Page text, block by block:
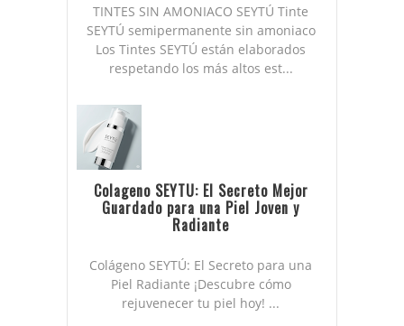
TINTES SIN AMONIACO SEYTÚ Tinte
SEYTÚ semipermanente sin amoniaco
Los Tintes SEYTÚ están elaborados
respetando los más altos est...
Colageno SEYTU: El Secreto Mejor
Guardado para una Piel Joven y
Radiante
Colágeno SEYTÚ: El Secreto para una
Piel Radiante ¡Descubre cómo
rejuvenecer tu piel hoy! ...